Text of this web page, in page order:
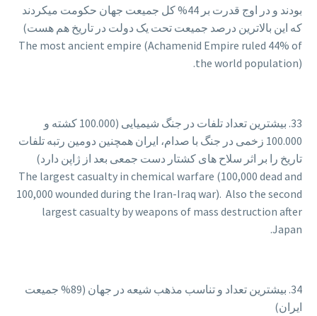
بودند و در اوج قدرت بر 44% کل جمیعت جهان حکومت میکردند
که این بالاترین درصد جمیعت تحت یک دولت در تاریخ هم هست)
The most ancient empire (Achamenid Empire ruled 44% of
the world population).
33. بیشترین تعداد تلفات در جنگ شیمیایی (100.000 کشته و
100.000 زخمی در جنگ با صدام، ایران همچنین دومین رتبه تلفات
تاریخ را بر اثر سلاح های کشتار دست جمعی بعد از ژاپن دارد)
The largest casualty in chemical warfare (100,000 dead and
100,000 wounded during the Iran-Iraq war). Also the second
largest casualty by weapons of mass destruction after
Japan.
34. بیشترین تعداد و تناسب مذهب شیعه در جهان (89% جمیعت
ایران)